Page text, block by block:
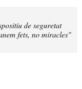
de seguretat
fets, no miracles"